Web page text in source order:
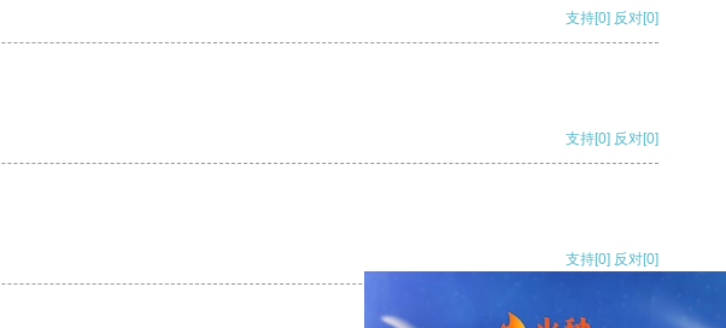
支持[0] 反对[0]
支持[0] 反对[0]
支持[0] 反对[0]